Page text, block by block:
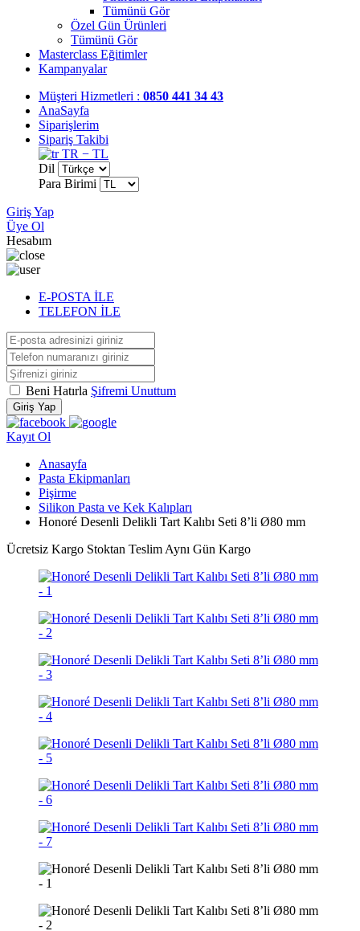
Tümünü Gör
Özel Gün Ürünleri
Tümünü Gör
Masterclass Eğitimler
Kampanyalar
Müşteri Hizmetleri : 0850 441 34 43
AnaSayfa
Siparişlerim
Sipariş Takibi
TR − TL
Dil
Para Birimi
Giriş Yap
Üye Ol
Hesabım
E-POSTA İLE
TELEFON İLE
Beni Hatırla Şifremi Unuttum
Giriş Yap
Kayıt Ol
Anasayfa
Pasta Ekipmanları
Pişirme
Silikon Pasta ve Kek Kalıpları
Honoré Desenli Delikli Tart Kalıbı Seti 8’li Ø80 mm
Ücretsiz Kargo Stoktan Teslim Aynı Gün Kargo